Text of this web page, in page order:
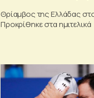
Θρίαμβος της Ελλάδας
Προκρίθηκε στα ημιτελικά